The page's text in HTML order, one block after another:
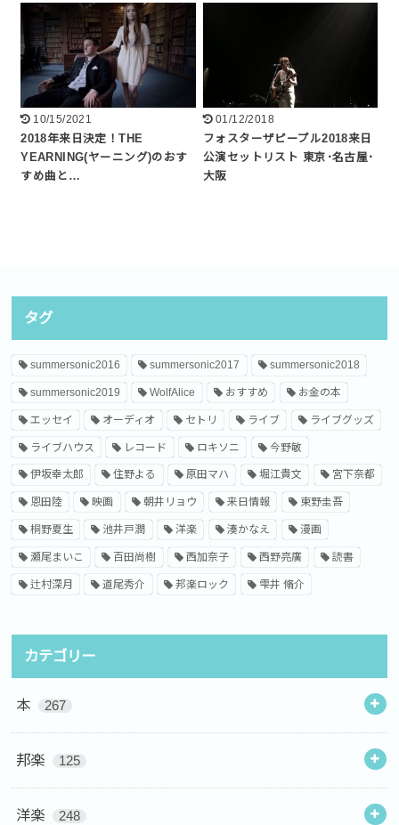
10/15/2021
2018年来日決定！THE
YEARNING(ヤーニング)のおす
すめ曲と…
01/12/2018
フォスターザピープル2018来日
公演セットリスト 東京･名古屋･
大阪
タグ
summersonic2016 summersonic2017 summersonic2018
summersonic2019 WolfAlice おすすめ お金の本
エッセイ オーディオ セトリ ライブ ライブグッズ
ライブハウス レコード ロキソニ 今野敏
伊坂幸太郎 住野よる 原田マハ 堀江貴文 宮下奈都
恩田陸 映画 朝井リョウ 来日情報 東野圭吾
桐野夏生 池井戸潤 洋楽 湊かなえ 漫画
瀬尾まいこ 百田尚樹 西加奈子 西野亮廣 読書
辻村深月 道尾秀介 邦楽ロック 雫井 脩介
カテゴリー
本 267
邦楽 125
洋楽 248